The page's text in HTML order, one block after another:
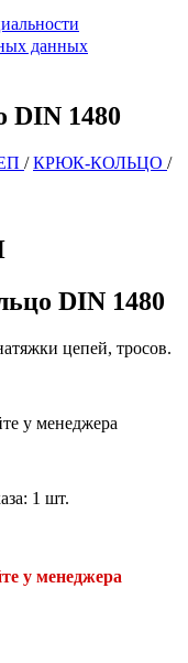
данных
DIN 1480
/КРЮК-КОЛЬЦО /
DIN 1480
цепей, тросов.
у менеджера
1 шт.
у менеджера